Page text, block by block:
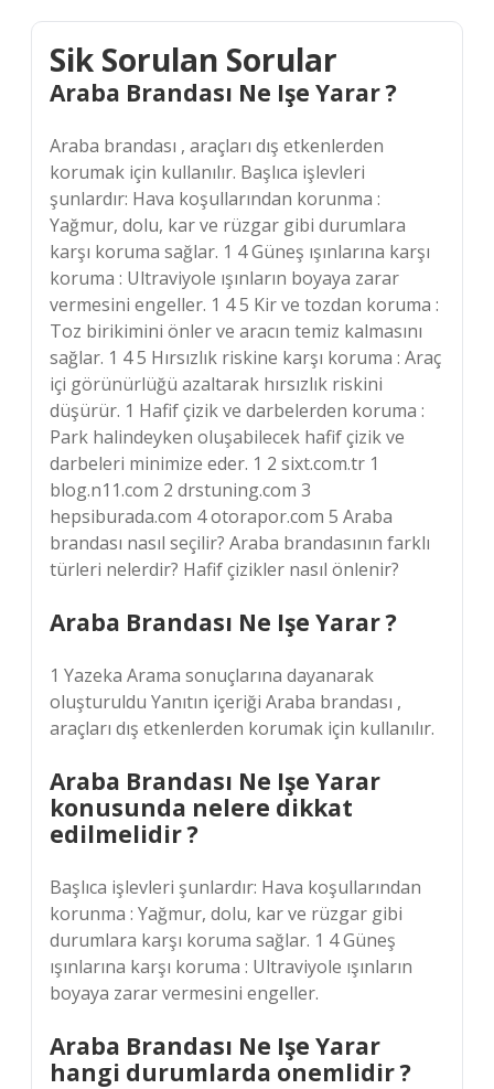
Sik Sorulan Sorular
Araba Brandası Ne Işe Yarar ?
Araba brandası , araçları dış etkenlerden
korumak için kullanılır. Başlıca işlevleri
şunlardır: Hava koşullarından korunma :
Yağmur, dolu, kar ve rüzgar gibi durumlara
karşı koruma sağlar. 1 4 Güneş ışınlarına karşı
koruma : Ultraviyole ışınların boyaya zarar
vermesini engeller. 1 4 5 Kir ve tozdan koruma :
Toz birikimini önler ve aracın temiz kalmasını
sağlar. 1 4 5 Hırsızlık riskine karşı koruma : Araç
içi görünürlüğü azaltarak hırsızlık riskini
düşürür. 1 Hafif çizik ve darbelerden koruma :
Park halindeyken oluşabilecek hafif çizik ve
darbeleri minimize eder. 1 2 sixt.com.tr 1
blog.n11.com 2 drstuning.com 3
hepsiburada.com 4 otorapor.com 5 Araba
brandası nasıl seçilir? Araba brandasının farklı
türleri nelerdir? Hafif çizikler nasıl önlenir?
Araba Brandası Ne Işe Yarar ?
1 Yazeka Arama sonuçlarına dayanarak
oluşturuldu Yanıtın içeriği Araba brandası ,
araçları dış etkenlerden korumak için kullanılır.
Araba Brandası Ne Işe Yarar
konusunda nelere dikkat
edilmelidir ?
Başlıca işlevleri şunlardır: Hava koşullarından
korunma : Yağmur, dolu, kar ve rüzgar gibi
durumlara karşı koruma sağlar. 1 4 Güneş
ışınlarına karşı koruma : Ultraviyole ışınların
boyaya zarar vermesini engeller.
Araba Brandası Ne Işe Yarar
hangi durumlarda onemlidir ?